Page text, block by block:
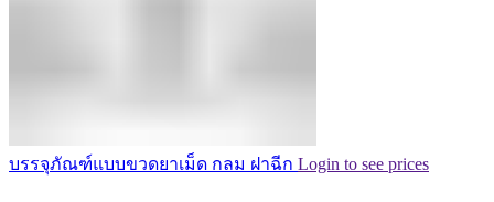
บรรจุภัณฑ์แบบขวดยาเม็ด กลม ฝาฉีก Login to see prices